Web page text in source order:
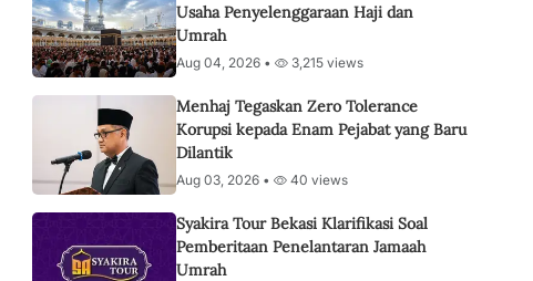
Usaha Penyelenggaraan Haji dan
Umrah
Aug 04, 2026 • 3,215 views
Menhaj Tegaskan Zero Tolerance
Korupsi kepada Enam Pejabat yang Baru
Dilantik
Aug 03, 2026 • 40 views
Syakira Tour Bekasi Klarifikasi Soal
Pemberitaan Penelantaran Jamaah
Umrah